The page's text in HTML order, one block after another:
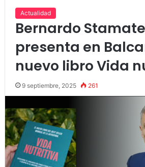
Actualidad
Bernardo
presenta en
nuevo libro Vida
9 septiembre, 2025 261